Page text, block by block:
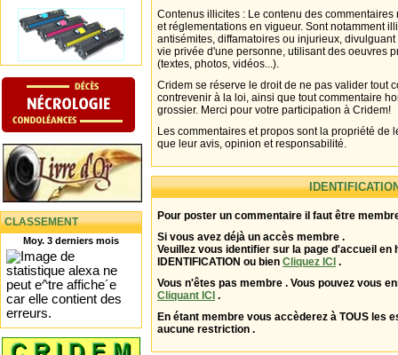
CLASSEMENT
Moy. 3 derniers mois
Contenus illicites : Le contenu des
et réglementations en vigueur. Sont notamment
antisémites, diffamatoires ou injurieux,
vie privée d'une personne, utilisant des oeuvres
(textes, photos, vidéos...).
Cridem se réserve le droit de ne pas valider tout
contrevenir à la loi, ainsi que tout commentaire
grossier. Merci pour votre participation à Cridem!
Les commentaires et propos sont la propriété de
que leur avis, opinion et responsabilité.
Pour poster un commentaire il faut être
Si vous avez déjà un accès membre .
Veuillez vous identifier sur la page d'accueil en
IDENTIFICATION ou bien Cliquez ICI .
Vous n'êtes pas membre . Vous pouvez vous
Cliquant ICI .
En étant membre vous accèderez à TOUS les
aucune restriction .